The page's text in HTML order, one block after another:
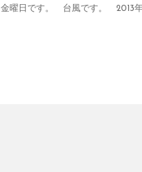
金曜日です。 台風です。 2013年